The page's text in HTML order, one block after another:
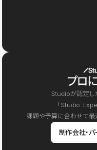
プロ
Studioが認定し
「Studio
課題や予算に合わせて最
制作会社・